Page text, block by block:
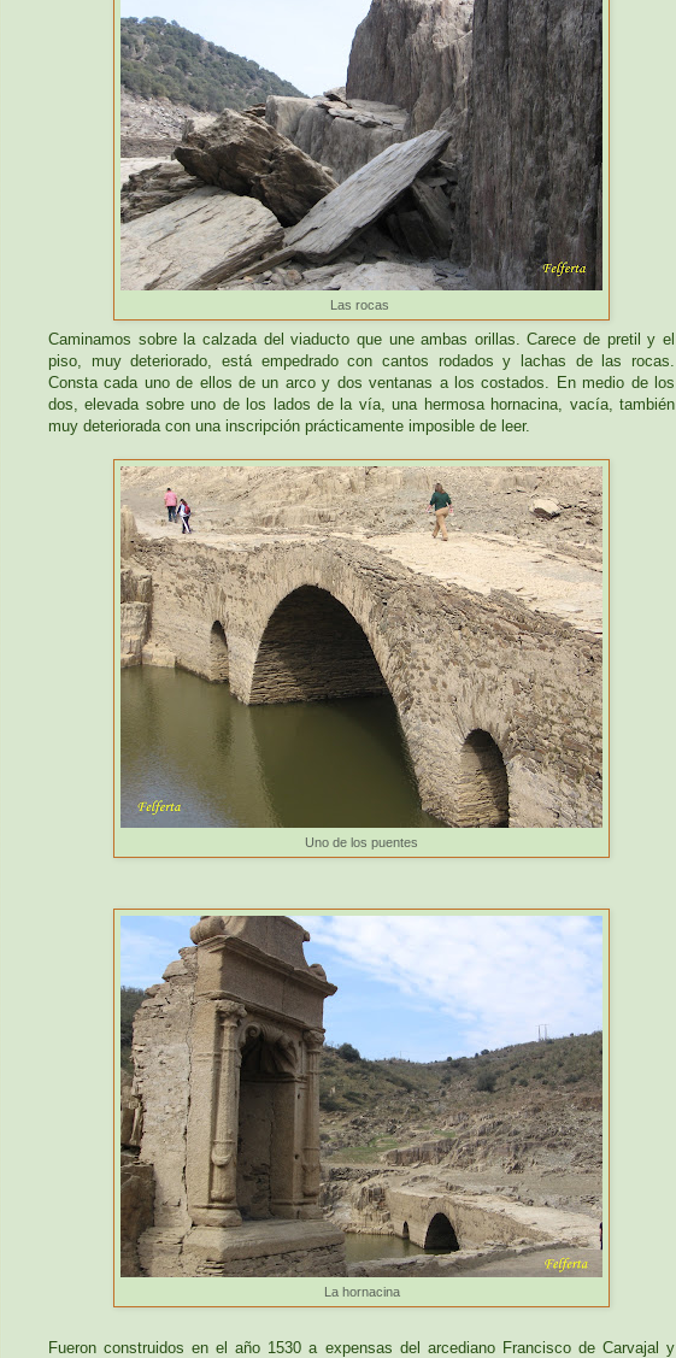
Las rocas
Caminamos sobre la calzada del viaducto que une ambas orillas. Carece de pretil y el
piso, muy deteriorado, está empedrado con cantos rodados y lachas de las rocas.
Consta cada uno de ellos de un arco y dos ventanas a los costados. En medio de los
dos, elevada sobre uno de los lados de la vía, una hermosa hornacina, vacía, también
muy deteriorada con una inscripción prácticamente imposible de leer.
Uno de los puentes
La hornacina
Fueron construidos en el año 1530 a expensas del arcediano Francisco de Carvajal y